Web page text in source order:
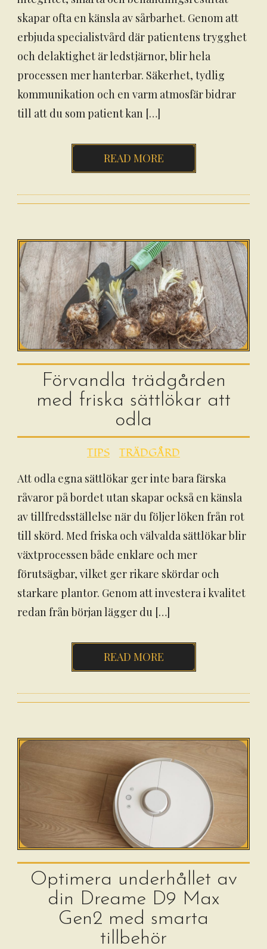
skapar ofta en känsla av sårbarhet. Genom att
erbjuda specialistvård där patientens trygghet
och delaktighet är ledstjärnor, blir hela
processen mer hanterbar. Säkerhet, tydlig
kommunikation och en varm atmosfär bidrar
till att du som patient kan […]
READ MORE
Förvandla trädgården
med friska sättlökar att
odla
TIPS TRÄDGÅRD
Att odla egna sättlökar ger inte bara färska
råvaror på bordet utan skapar också en känsla
av tillfredsställelse när du följer löken från rot
till skörd. Med friska och välvalda sättlökar blir
växtprocessen både enklare och mer
förutsägbar, vilket ger rikare skördar och
starkare plantor. Genom att investera i kvalitet
redan från början lägger du […]
READ MORE
Optimera underhållet av
din Dreame D9 Max
Gen2 med smarta
tillbehör